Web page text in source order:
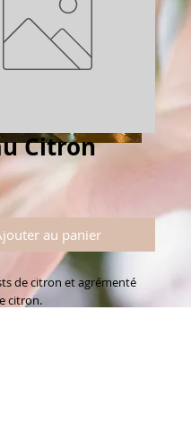
Citron
Prix
au panier
de citron et agrémenté
citron.